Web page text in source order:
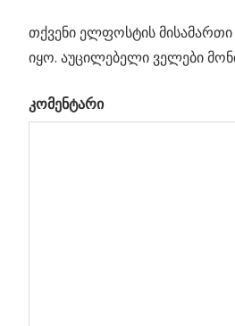
ნავიგაცია
მონადირემ
გაიღვიძა
თქვენი ელფოსტის
იყო. აუცილებელი ველები
კომენტარი